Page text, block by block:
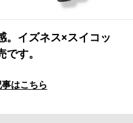
。イズネス×スイコッ
す。
はこちら